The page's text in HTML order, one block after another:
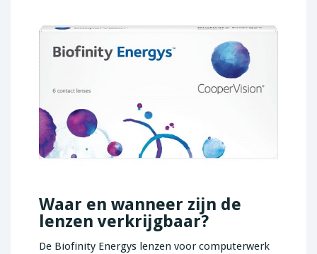
Waar en wanneer zijn de
lenzen verkrijgbaar?
De Biofinity Energys lenzen voor computerwerk